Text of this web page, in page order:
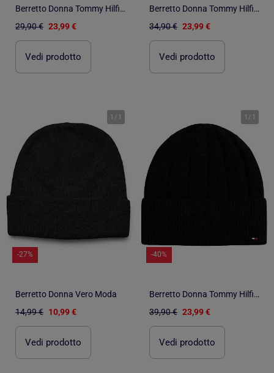
Berretto Donna Tommy Hilfiger
29,90 € 23,99 €
Vedi prodotto
Berretto Donna Tommy Hilfiger
34,90 € 23,99 €
Vedi prodotto
1 / 1
-27%
Berretto Donna Vero Moda
14,99 € 10,99 €
Vedi prodotto
1 / 1
-40%
Berretto Donna Tommy Hilfiger
39,90 € 23,99 €
Vedi prodotto